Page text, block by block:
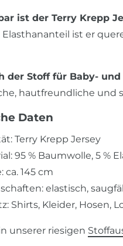
ist der Terry Krepp
ist er
der Stoff für Baby-
hautfreundliche und
Daten
Terry Krepp Jersey
95 % Baumwolle, 5 %
ca. 145 cm
elastisch,
Shirts, Kleider, Hosen,
unserer riesigen